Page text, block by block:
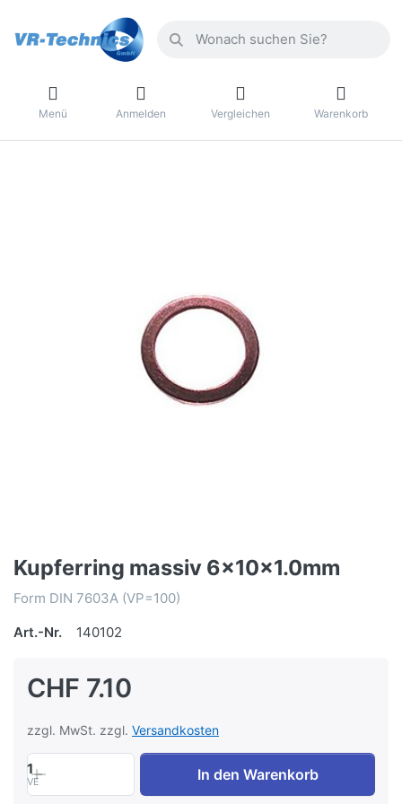
Menü Anmelden Vergleichen Warenkorb
Kupferring massiv 6x10x1.0mm
Form DIN 7603A (VP=100)
Art.-Nr.
140102
CHF 7.10
zzgl. MwSt. zzgl. Versandkosten
1
VE In den Warenkorb